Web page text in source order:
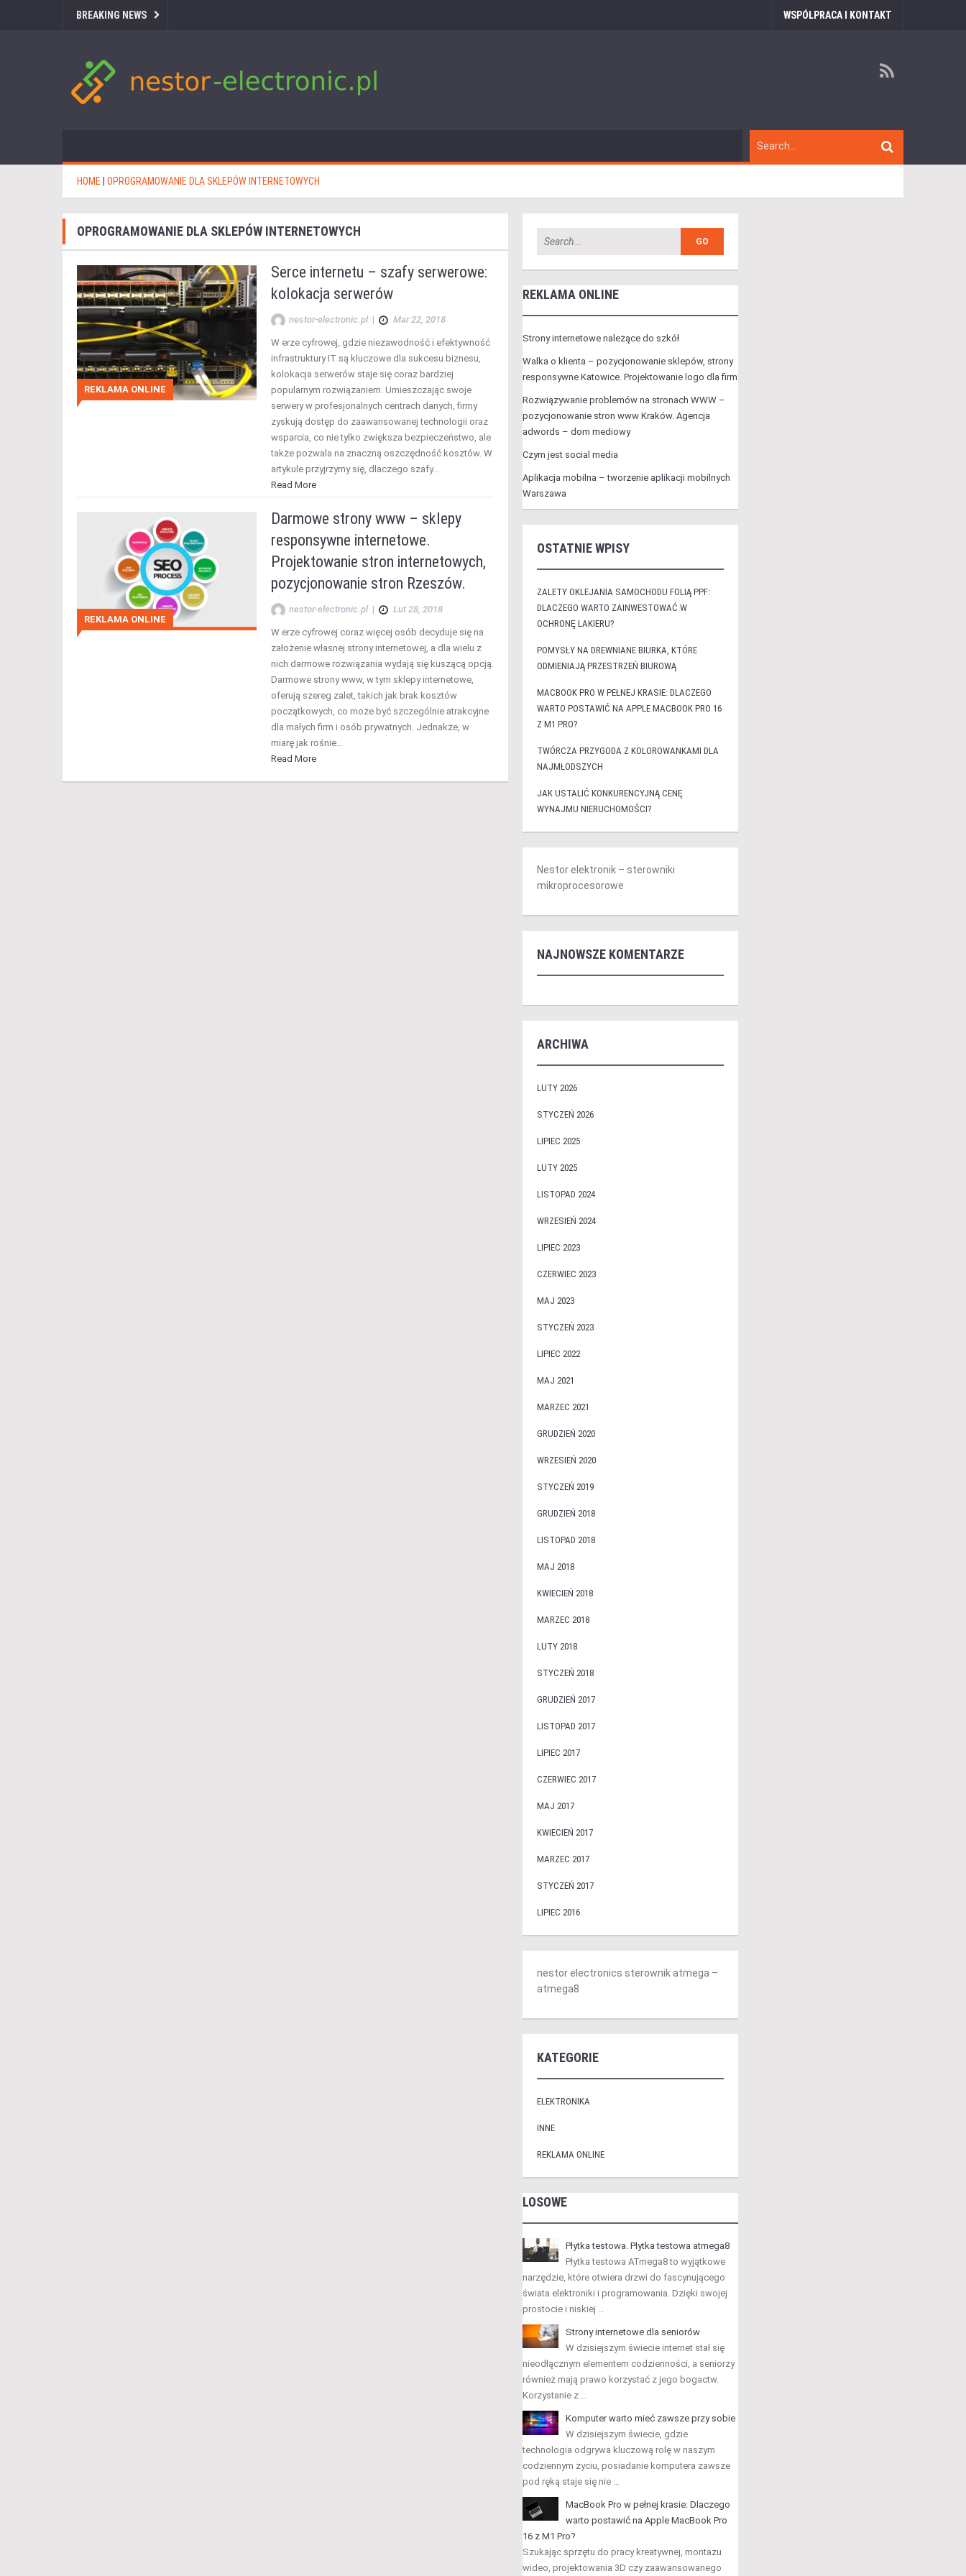
BREAKING NEWS WSPÓŁPRACA I KONTAKT
HOME OPROGRAMOWANIE DLA SKLEPÓW INTERNETOWYCH
OPROGRAMOWANIE DLA SKLEPÓW INTERNETOWYCH
REKLAMA ONLINE
Serce internetu – szafy serwerowe:
kolokacja serwerów
nestor-electronic.pl | Mar 22, 2018
W erze cyfrowej, gdzie niezawodność i efektywność
infrastruktury IT są kluczowe dla sukcesu biznesu,
kolokacja serwerów staje się coraz bardziej
popularnym rozwiązaniem. Umieszczając swoje
serwery w profesjonalnych centrach danych, firmy
zyskują dostęp do zaawansowanej technologii oraz
wsparcia, co nie tylko zwiększa bezpieczeństwo, ale
także pozwala na znaczną oszczędność kosztów. W
artykule przyjrzymy się, dlaczego szafy…
Read More
REKLAMA ONLINE
Darmowe strony www – sklepy
responsywne internetowe.
Projektowanie stron internetowych,
pozycjonowanie stron Rzeszów.
nestor-electronic.pl | Lut 28, 2018
W erze cyfrowej coraz więcej osób decyduje się na
założenie własnej strony internetowej, a dla wielu z
nich darmowe rozwiązania wydają się kuszącą opcją.
Darmowe strony www, w tym sklepy internetowe,
oferują szereg zalet, takich jak brak kosztów
początkowych, co może być szczególnie atrakcyjne
dla małych firm i osób prywatnych. Jednakże, w
miarę jak rośnie…
Read More
REKLAMA ONLINE
Strony internetowe należące do szkół
Walka o klienta – pozycjonowanie sklepów, strony
responsywne Katowice. Projektowanie logo dla firm
Rozwiązywanie problemów na stronach WWW –
pozycjonowanie stron www Kraków. Agencja
adwords – dom mediowy
Czym jest social media
Aplikacja mobilna – tworzenie aplikacji mobilnych
Warszawa
OSTATNIE WPISY
ZALETY OKLEJANIA SAMOCHODU FOLIĄ PPF:
DLACZEGO WARTO ZAINWESTOWAĆ W
OCHRONĘ LAKIERU?
POMYSŁY NA DREWNIANE BIURKA, KTÓRE
ODMIENIAJĄ PRZESTRZEŃ BIUROWĄ
MACBOOK PRO W PEŁNEJ KRASIE: DLACZEGO
WARTO POSTAWIĆ NA APPLE MACBOOK PRO 16
Z M1 PRO?
TWÓRCZA PRZYGODA Z KOLOROWANKAMI DLA
NAJMŁODSZYCH
JAK USTALIĆ KONKURENCYJNĄ CENĘ
WYNAJMU NIERUCHOMOŚCI?
Nestor elektronik – sterowniki
mikroprocesorowe
NAJNOWSZE KOMENTARZE
ARCHIWA
LUTY 2026
STYCZEŃ 2026
LIPIEC 2025
LUTY 2025
LISTOPAD 2024
WRZESIEŃ 2024
LIPIEC 2023
CZERWIEC 2023
MAJ 2023
STYCZEŃ 2023
LIPIEC 2022
MAJ 2021
MARZEC 2021
GRUDZIEŃ 2020
WRZESIEŃ 2020
STYCZEŃ 2019
GRUDZIEŃ 2018
LISTOPAD 2018
MAJ 2018
KWIECIEŃ 2018
MARZEC 2018
LUTY 2018
STYCZEŃ 2018
GRUDZIEŃ 2017
LISTOPAD 2017
LIPIEC 2017
CZERWIEC 2017
MAJ 2017
KWIECIEŃ 2017
MARZEC 2017
STYCZEŃ 2017
LIPIEC 2016
nestor electronics sterownik atmega –
atmega8
KATEGORIE
ELEKTRONIKA
INNE
REKLAMA ONLINE
LOSOWE
Płytka testowa. Płytka testowa atmega8
Płytka testowa ATmega8 to wyjątkowe
narzędzie, które otwiera drzwi do fascynującego
świata elektroniki i programowania. Dzięki swojej
prostocie i niskiej …
Strony internetowe dla seniorów
W dzisiejszym świecie internet stał się
nieodłącznym elementem codzienności, a seniorzy
również mają prawo korzystać z jego bogactw.
Korzystanie z …
Komputer warto mieć zawsze przy sobie
W dzisiejszym świecie, gdzie
technologia odgrywa kluczową rolę w naszym
codziennym życiu, posiadanie komputera zawsze
pod ręką staje się nie …
MacBook Pro w pełnej krasie: Dlaczego
warto postawić na Apple MacBook Pro
16 z M1 Pro?
Szukając sprzętu do pracy kreatywnej, montażu
wideo, projektowania 3D czy zaawansowanego